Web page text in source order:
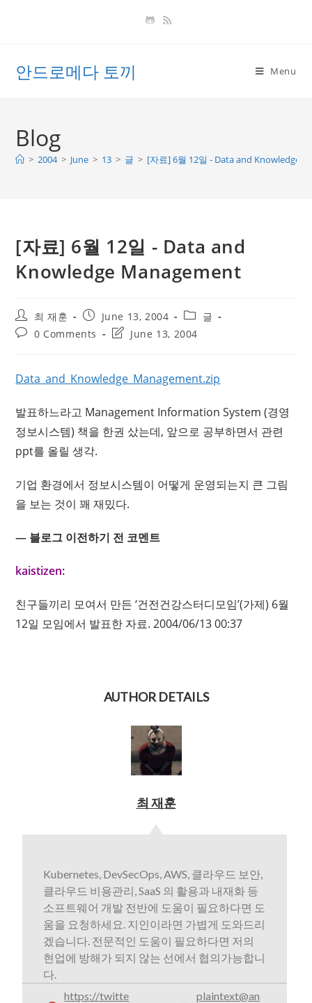
안드로메다 토끼 Menu
Blog
> 2004 > June > 13 > 글 > [자료] 6월 12일 - Data and Knowledge
[자료] 6월 12일 - Data and
Knowledge Management
Post
author:
최 재훈
Post
published:
June 13, 2004
Post
category:
글
Post0 Comments
PostJune 13, 2004
Data_and_Knowledge_Management.zip
발표하느라고 Management Information System (경영
정보시스템) 책을 한권 샀는데, 앞으로 공부하면서 관련
ppt를 올릴 생각.
기업 환경에서 정보시스템이 어떻게 운영되는지 큰 그림
을 보는 것이 꽤 재밌다.
— 블로그 이전하기 전 코멘트
kaistizen:
친구들끼리 모여서 만든 ‘건전건강스터디모임’(가제) 6월
12일 모임에서 발표한 자료. 2004/06/13 00:37
AUTHOR DETAILS
최 재훈
Kubernetes, DevSecOps, AWS, 클라우드 보안,
클라우드 비용관리, SaaS 의 활용과 내재화 등
소프트웨어 개발 전반에 도움이 필요하다면 도
움을 요청하세요. 지인이라면 가볍게 도와드리
겠습니다. 전문적인 도움이 필요하다면 저의
현업에 방해가 되지 않는 선에서 협의가능합니
다.
https://twitte
plaintext@an